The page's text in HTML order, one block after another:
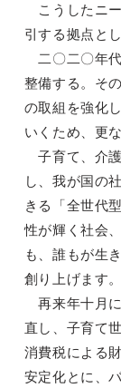
こうしたニ
引する拠点と
二〇二〇年
整備する。そ
の取組を強化
いくため、更
子育て、介
し、我が国の
きる「全世代
性が輝く社会
も、誰もが生
創り上げます。
再来年十月
直し、子育て
消費税による
安定化とに、